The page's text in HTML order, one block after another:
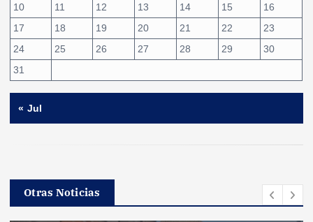
10
11 12 13 14 15
16
17
18 19 20 21 22
23
24
25 26 27 28 29
30
31
« Jul
Otras Noticias